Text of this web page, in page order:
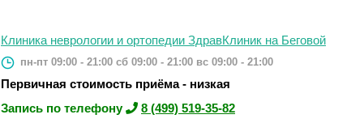
Клиника неврологии и ортопедии ЗдравКлиник на Беговой
пн-пт 09:00 - 21:00 сб 09:00 - 21:00 вс 09:00 - 21:00
Первичная стоимость приёма - низкая
Запись по телефону
8 (499) 519-35-82